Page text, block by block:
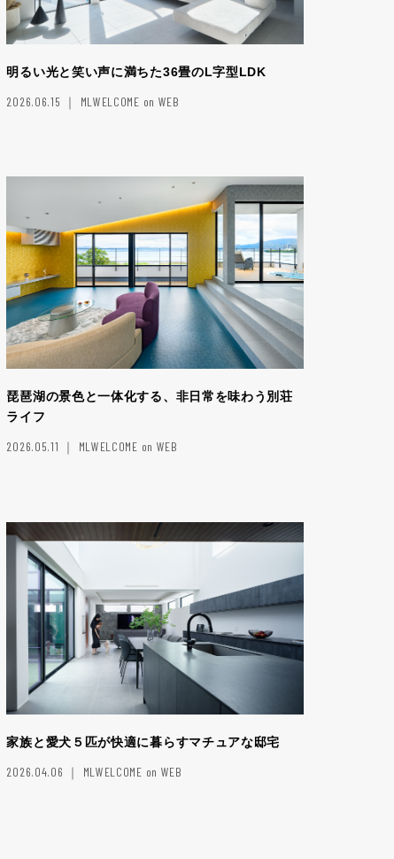
明るい光と笑い声に満ちた36畳のL字型LDK
2026.06.15 ｜ MLWELCOME on WEB
琵琶湖の景色と一体化する、非日常を味わう別荘
ライフ
2026.05.11 ｜ MLWELCOME on WEB
家族と愛犬５匹が快適に暮らすマチュアな邸宅
2026.04.06 ｜ MLWELCOME on WEB